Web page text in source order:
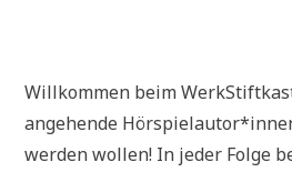
Willkommen beim
angehende
werden wollen! In jeder Folge